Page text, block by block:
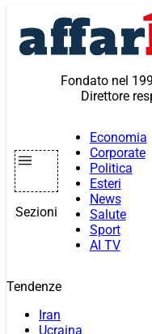
contenuto
Fondato nel
Direttore
Sezioni
Economia
Corporate
Politica
Esteri
News
Salute
Sport
AI TV
Tendenze
Iran
Ucraina